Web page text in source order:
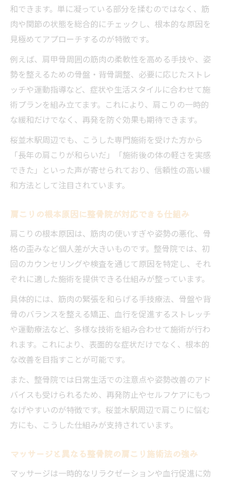
和できます。単に凝っている部分を揉むのではなく、筋
肉や関節の状態を総合的にチェックし、根本的な原因を
見極めてアプローチするのが特徴です。
例えば、肩甲骨周囲の筋肉の柔軟性を高める手技や、姿
勢を整えるための骨盤・背骨調整、必要に応じたストレ
ッチや運動指導など、症状や生活スタイルに合わせて施
術プランを組み立てます。これにより、肩こりの一時的
な緩和だけでなく、再発を防ぐ効果も期待できます。
桜並木駅周辺でも、こうした専門施術を受けた方から
「長年の肩こりが和らいだ」「施術後の体の軽さを実感
できた」といった声が寄せられており、信頼性の高い緩
和方法として注目されています。
肩こりの根本原因に整骨院が対応できる仕組み
肩こりの根本原因は、筋肉の使いすぎや姿勢の悪化、骨
格の歪みなど個人差が大きいものです。整骨院では、初
回のカウンセリングや検査を通じて原因を特定し、それ
ぞれに適した施術を提供できる仕組みが整っています。
具体的には、筋肉の緊張を和らげる手技療法、骨盤や背
骨のバランスを整える矯正、血行を促進するストレッチ
や運動療法など、多様な技術を組み合わせて施術が行わ
れます。これにより、表面的な症状だけでなく、根本的
な改善を目指すことが可能です。
また、整骨院では日常生活での注意点や姿勢改善のアド
バイスも受けられるため、再発防止やセルフケアにもつ
なげやすいのが特徴です。桜並木駅周辺で肩こりに悩む
方にも、こうした仕組みが支持されています。
マッサージと異なる整骨院の肩こり施術法の強み
マッサージは一時的なリラクゼーションや血行促進に効